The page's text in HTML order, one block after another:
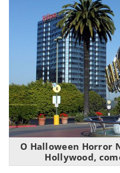
O Halloween Horror
Hollywood,